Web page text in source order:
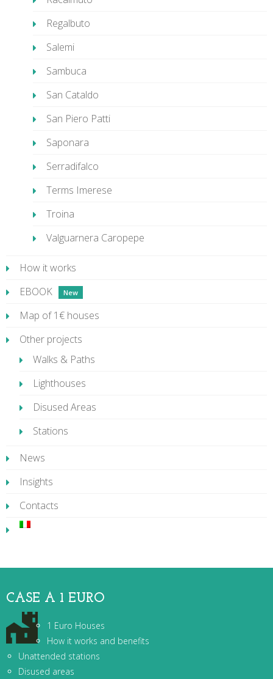
Regalbuto
Salemi
Sambuca
San Cataldo
San Piero Patti
Saponara
Serradifalco
Terms Imerese
Troina
Valguarnera Caropepe
How it works
EBOOK
Map of 1€ houses
Other projects
Walks & Paths
Lighthouses
Disused Areas
Stations
News
Insights
Contacts
CASE A 1 EURO
1 Euro Houses
How it works and benefits
Unattended stations
Disused areas